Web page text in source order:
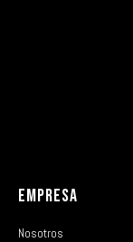
EMPRESA
Nosotros